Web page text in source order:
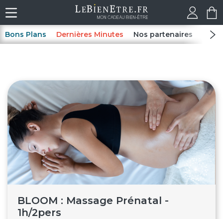
Bons Plans Dernières Minutes Nos partenaires Spas
BLOOM : Massage Prénatal -
1h/2pers